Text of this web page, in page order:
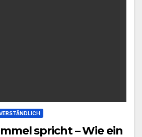
spricht – Wie ein